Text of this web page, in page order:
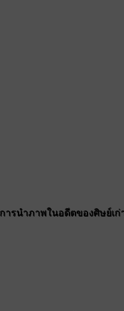
ารนำภาพในอดีตของศิษย์เ